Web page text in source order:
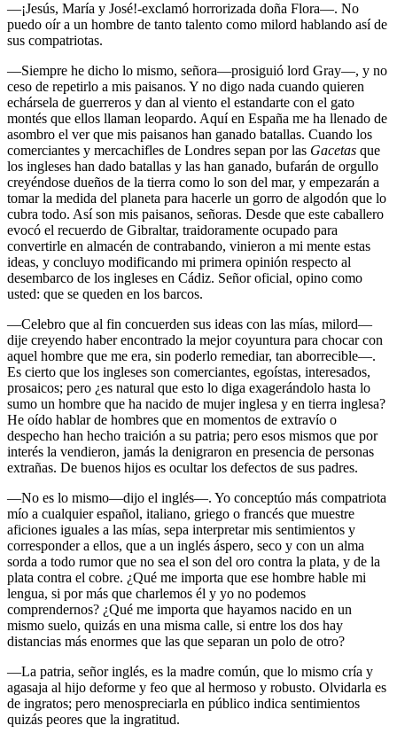
—¡Jesús, María y José!-exclamó horrorizada doña Flora—. No
puedo oír a un hombre de tanto talento como milord hablando así de
sus compatriotas.
—Siempre he dicho lo mismo, señora—prosiguió lord Gray—, y no
ceso de repetirlo a mis paisanos. Y no digo nada cuando quieren
echársela de guerreros y dan al viento el estandarte con el gato
montés que ellos llaman leopardo. Aquí en España me ha llenado de
asombro el ver que mis paisanos han ganado batallas. Cuando los
comerciantes y mercachifles de Londres sepan por las Gacetas que
los ingleses han dado batallas y las han ganado, bufarán de orgullo
creyéndose dueños de la tierra como lo son del mar, y empezarán a
tomar la medida del planeta para hacerle un gorro de algodón que lo
cubra todo. Así son mis paisanos, señoras. Desde que este caballero
evocó el recuerdo de Gibraltar, traidoramente ocupado para
convertirle en almacén de contrabando, vinieron a mi mente estas
ideas, y concluyo modificando mi primera opinión respecto al
desembarco de los ingleses en Cádiz. Señor oficial, opino como
usted: que se queden en los barcos.
—Celebro que al fin concuerden sus ideas con las mías, milord—
dije creyendo haber encontrado la mejor coyuntura para chocar con
aquel hombre que me era, sin poderlo remediar, tan aborrecible—.
Es cierto que los ingleses son comerciantes, egoístas, interesados,
prosaicos; pero ¿es natural que esto lo diga exagerándolo hasta lo
sumo un hombre que ha nacido de mujer inglesa y en tierra inglesa?
He oído hablar de hombres que en momentos de extravío o
despecho han hecho traición a su patria; pero esos mismos que por
interés la vendieron, jamás la denigraron en presencia de personas
extrañas. De buenos hijos es ocultar los defectos de sus padres.
—No es lo mismo—dijo el inglés—. Yo conceptúo más compatriota
mío a cualquier español, italiano, griego o francés que muestre
aficiones iguales a las mías, sepa interpretar mis sentimientos y
corresponder a ellos, que a un inglés áspero, seco y con un alma
sorda a todo rumor que no sea el son del oro contra la plata, y de la
plata contra el cobre. ¿Qué me importa que ese hombre hable mi
lengua, si por más que charlemos él y yo no podemos
comprendernos? ¿Qué me importa que hayamos nacido en un
mismo suelo, quizás en una misma calle, si entre los dos hay
distancias más enormes que las que separan un polo de otro?
—La patria, señor inglés, es la madre común, que lo mismo cría y
agasaja al hijo deforme y feo que al hermoso y robusto. Olvidarla es
de ingratos; pero menospreciarla en público indica sentimientos
quizás peores que la ingratitud.